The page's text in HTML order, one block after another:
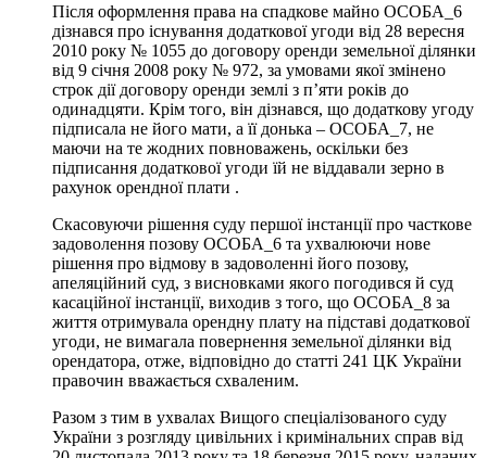
Після оформлення права на спадкове майно ОСОБА_6
дізнався про існування додаткової угоди від 28 вересня
2010 року № 1055 до договору оренди земельної ділянки
від 9 січня 2008 року № 972, за умовами якої змінено
строк дії договору оренди землі з п’яти років до
одинадцяти. Крім того, він дізнався, що додаткову угоду
підписала не його мати, а її донька – ОСОБА_7, не
маючи на те жодних повноважень, оскільки без
підписання додаткової угоди їй не віддавали зерно в
рахунок орендної плати .
Скасовуючи рішення суду першої інстанції про часткове
задоволення позову ОСОБА_6 та ухвалюючи нове
рішення про відмову в задоволенні його позову,
апеляційний суд, з висновками якого погодився й суд
касаційної інстанції, виходив з того, що ОСОБА_8 за
життя отримувала орендну плату на підставі додаткової
угоди, не вимагала повернення земельної ділянки від
орендатора, отже, відповідно до статті 241 ЦК України
правочин вважається схваленим.
Разом з тим в ухвалах Вищого спеціалізованого суду
України з розгляду цивільних і кримінальних справ від